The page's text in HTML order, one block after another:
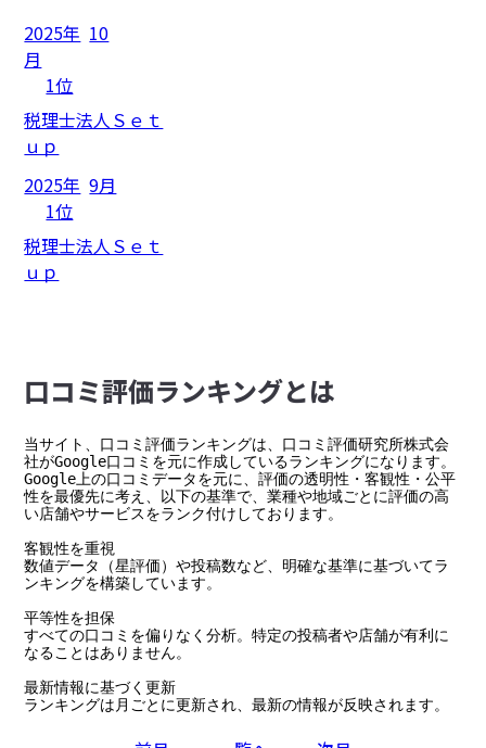
2025年 10
月
1位
税理士法人Ｓｅｔ
ｕｐ
2025年 9月
1位
税理士法人Ｓｅｔ
ｕｐ
⼝コミ評価ランキングとは
当サイト、口コミ評価ランキングは、口コミ評価研究所株式会
社がGoogle口コミを元に作成しているランキングになります。
Google上の口コミデータを元に、評価の透明性・客観性・公平
性を最優先に考え、以下の基準で、業種や地域ごとに評価の高
い店舗やサービスをランク付けしております。
客観性を重視
数値データ（星評価）や投稿数など、明確な基準に基づいてラ
ンキングを構築しています。
平等性を担保
すべての口コミを偏りなく分析。特定の投稿者や店舗が有利に
なることはありません。
最新情報に基づく更新
ランキングは月ごとに更新され、最新の情報が反映されます。